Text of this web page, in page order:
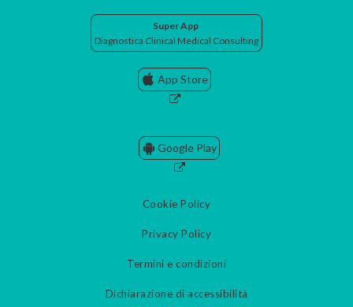
Super App
Diagnostica Clinical Medical Consulting
App Store
Google Play
Cookie Policy
Privacy Policy
Termini e condizioni
Dichiarazione di accessibilità